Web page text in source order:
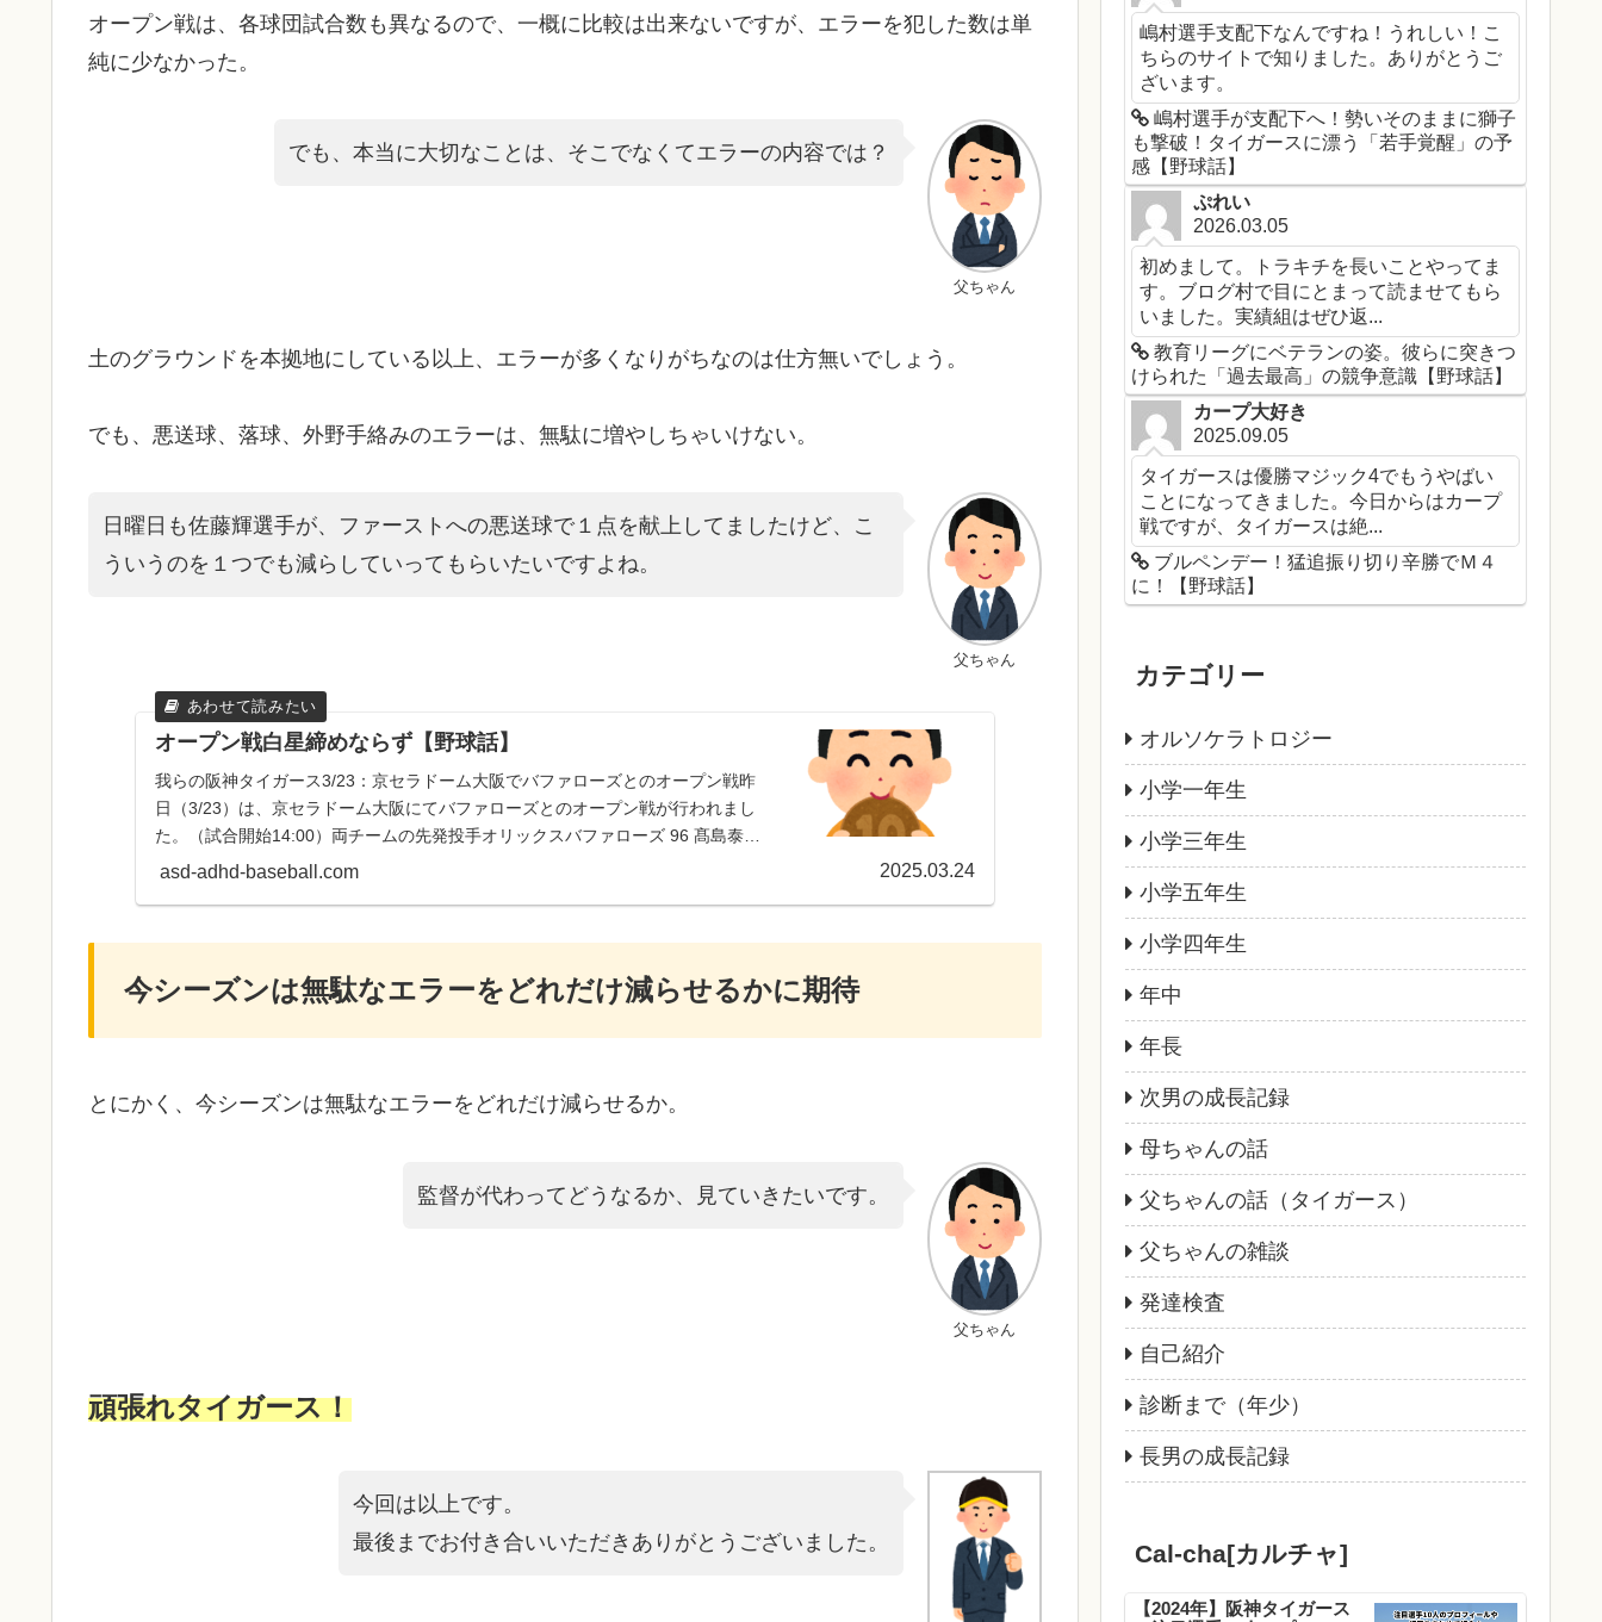
オープン戦は、各球団試合数も異なるので、一概に比較は出来ないですが、エラーを犯した数は単
純に少なかった。
父ちゃん
でも、本当に大切なことは、そこでなくてエラーの内容では？
土のグラウンドを本拠地にしている以上、エラーが多くなりがちなのは仕方無いでしょう。
でも、悪送球、落球、外野手絡みのエラーは、無駄に増やしちゃいけない。
父ちゃん
日曜日も佐藤輝選手が、ファーストへの悪送球で１点を献上してましたけど、こ
ういうのを１つでも減らしていってもらいたいですよね。
オープン戦白星締めならず【野球話】
我らの阪神タイガース3/23：京セラドーム大阪でバファローズとのオープン戦昨
日（3/23）は、京セラドーム大阪にてバファローズとのオープン戦が行われまし
た。（試合開始14:00）両チームの先発投手オリックスバファローズ 96 髙島泰都
投手阪...
asd-adhd-baseball.com 2025.03.24
今シーズンは無駄なエラーをどれだけ減らせるかに期待
とにかく、今シーズンは無駄なエラーをどれだけ減らせるか。
父ちゃん
監督が代わってどうなるか、見ていきたいです。
頑張れタイガース！
今回は以上です。
最後までお付き合いいただきありがとうございました。
嶋村選手支配下なんですね！うれしい！こ
ちらのサイトで知りました。ありがとうご
ざいます。
嶋村選手が支配下へ！勢いそのままに獅子
も撃破！タイガースに漂う「若手覚醒」の予
感【野球話】
ぷれい
2026.03.05
初めまして。トラキチを長いことやってま
す。ブログ村で目にとまって読ませてもら
いました。実績組はぜひ返...
教育リーグにベテランの姿。彼らに突きつ
けられた「過去最高」の競争意識【野球話】
カープ大好き
2025.09.05
タイガースは優勝マジック4でもうやばい
ことになってきました。今日からはカープ
戦ですが、タイガースは絶...
ブルペンデー！猛追振り切り辛勝でＭ４
に！【野球話】
カテゴリー
オルソケラトロジー
小学一年生
小学三年生
小学五年生
小学四年生
年中
年長
次男の成長記録
母ちゃんの話
父ちゃんの話（タイガース）
父ちゃんの雑談
発達検査
自己紹介
診断まで（年少）
長男の成長記録
Cal-cha[カルチャ]
【2024年】阪神タイガース